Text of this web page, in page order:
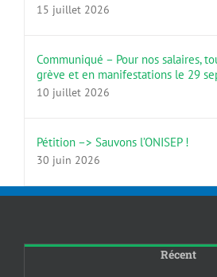
15 juillet 2026
Communiqué – Pour nos salaires,
grève et en manifestations le 29
10 juillet 2026
Pétition –> Sauvons l’ONISEP !
30 juin 2026
Récent